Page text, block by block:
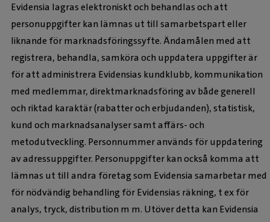
Evidensia lagras elektroniskt och behandlas och att
personuppgifter kan lämnas ut till samarbetspart eller
liknande för marknadsföringssyfte. Ändamålen med att
registrera, behandla, samköra och uppdatera uppgifter är
för att administrera Evidensias kundklubb, kommunikation
med medlemmar, direktmarknadsföring av både generell
och riktad karaktär (rabatter och erbjudanden), statistisk,
kund och marknadsanalyser samt affärs- och
metodutveckling. Personnummer används för uppdatering
av adressuppgifter. Personuppgifter kan också komma att
lämnas ut till andra företag som Evidensia samarbetar med
för nödvändig behandling för Evidensias räkning, t ex för
analys, tryck, distribution m m. Utöver detta kan Evidensia